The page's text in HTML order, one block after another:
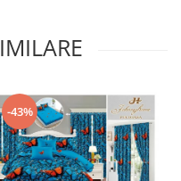
-43%